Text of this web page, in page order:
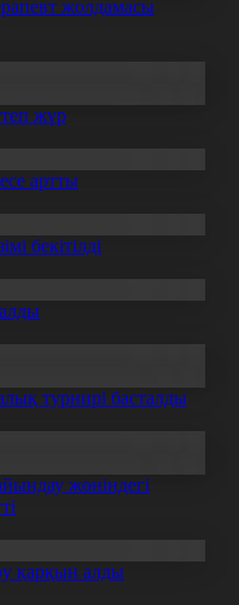
жолдамасы
жүр
артты
бекітілді
турнирі басталды
жөніндегі
қарқын алды